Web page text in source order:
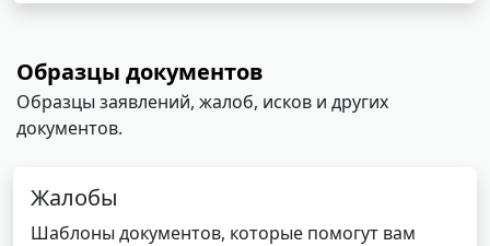
Образцы документов
Образцы заявлений, жалоб, исков и других
документов.
Жалобы
Шаблоны документов, которые помогут вам